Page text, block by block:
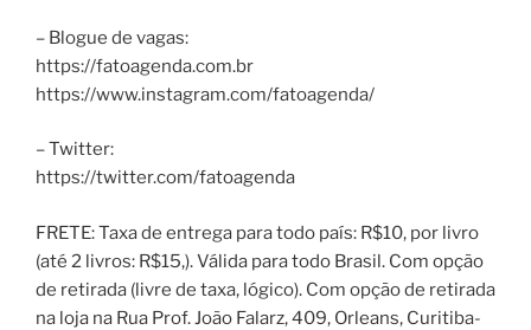
– Blogue de vagas:
https://fatoagenda.com.br
https://www.instagram.com/fatoagenda/
– Twitter:
https://twitter.com/fatoagenda
FRETE: Taxa de entrega para todo país: R$10, por livro
(até 2 livros: R$15,). Válida para todo Brasil. Com opção
de retirada (livre de taxa, lógico). Com opção de retirada
na loja na Rua Prof. João Falarz, 409, Orleans, Curitiba-